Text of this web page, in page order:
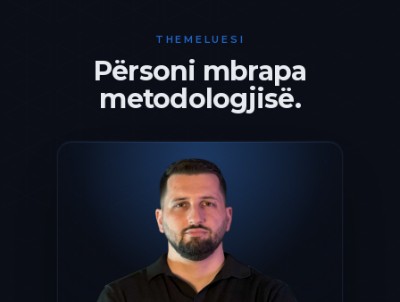
THEMELUESI
Përsoni mbrapa
metodologjisë.